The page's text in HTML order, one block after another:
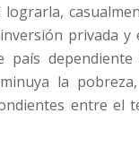
privada
la
entre el